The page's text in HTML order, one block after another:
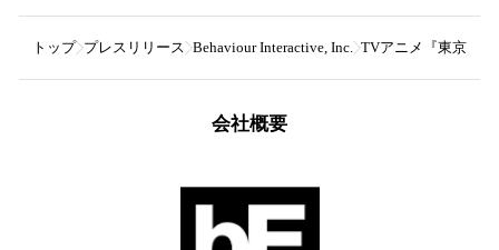
トップ プレスリリース Behaviour Interactive, Inc. TVアニメ『東京喰
会社概要